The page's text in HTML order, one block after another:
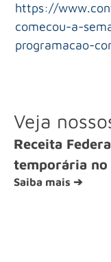
https://
comecou-a-
programacao-
Veja
Receita
temporária no
Saiba mais ➔